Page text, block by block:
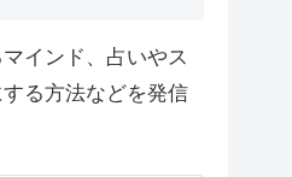
インド、占いやス
る方法などを発信